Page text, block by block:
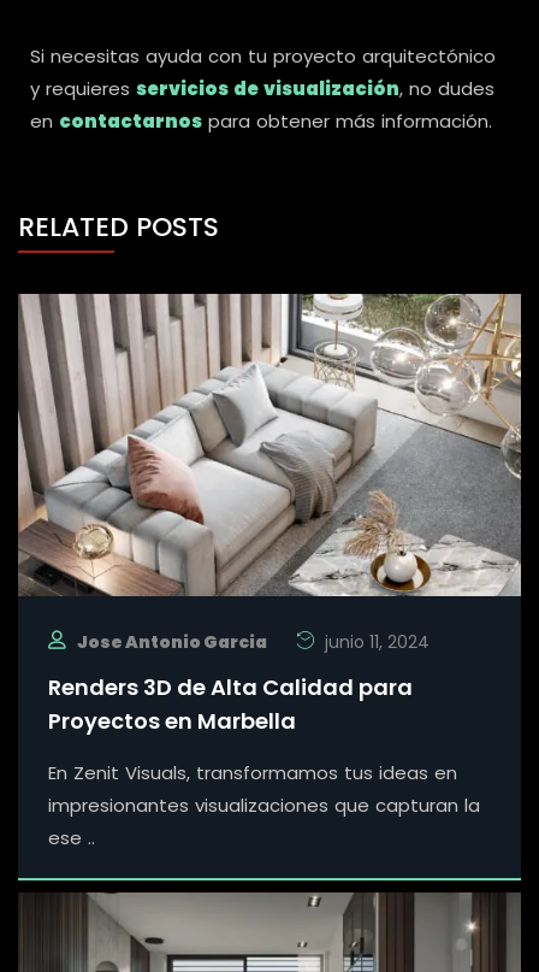
Si necesitas ayuda con tu proyecto arquitectónico
y requieres servicios de visualización, no dudes
en contactarnos para obtener más información.
RELATED POSTS
Jose Antonio Garcia junio 11, 2024
Renders 3D de Alta Calidad para
Proyectos en Marbella
En Zenit Visuals, transformamos tus ideas en
impresionantes visualizaciones que capturan la
ese ..